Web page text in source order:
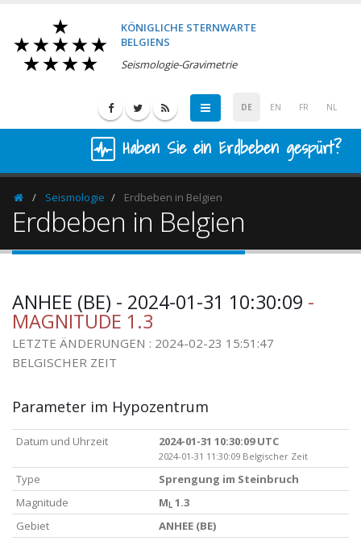
KÖNIGLICHE STERNWARTE
BELGIENS
Seismologie-Gravimetrie
DE EN FR NL
Haben Sie ein Erdbeben gespürt?
HomepageSeismologie Erdbeben in Belgien
Erdbeben in Belgien
ANHEE (BE) - 2024-01-31 10:30:09 -
MAGNITUDE 1.3
LETZTE ÄNDERUNGEN : 2024-02-23 15:51:47
BELGISCHER ZEIT
Parameter im Hypozentrum
Datum und Uhrzeit 2024-01-31 10:30:09 UTC
2024-01-31 11:30:09 Belgischer Zeit
Type
Sprengung im Steinbruch
Magnitude
M L 1.3
Gebiet
ANHEE (BE)